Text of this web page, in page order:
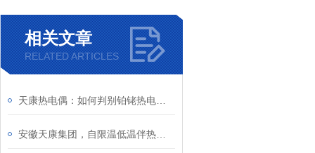
相关文章
RELATED ARTICLES